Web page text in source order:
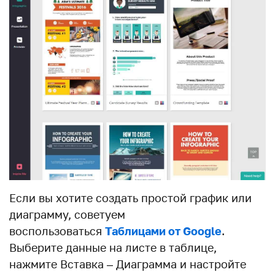
Если вы хотите создать простой график или
диаграмму, советуем
воспользоваться Таблицами от Google.
Выберите данные на листе в таблице,
нажмите Вставка – Диаграмма и настройте